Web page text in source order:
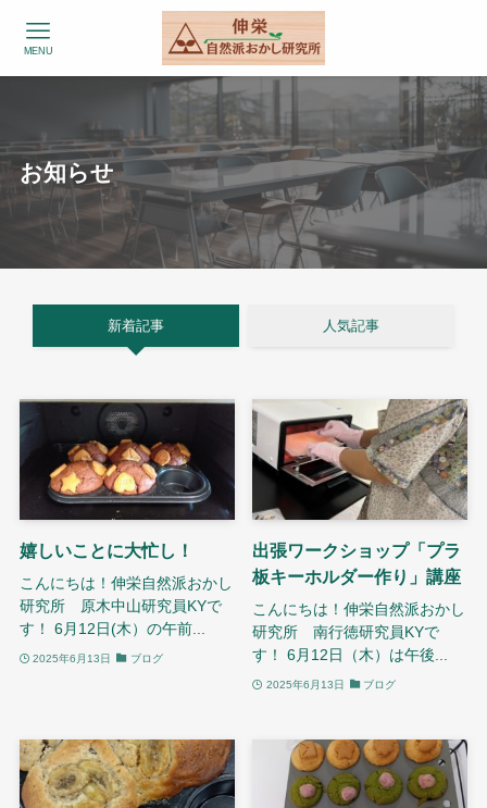
MENU
お知らせ
新着記事 人気記事
嬉しいことに大忙し！
こんにちは！伸栄自然派おかし
研究所 原木中山研究員KYで
す！ 6月12日(木）の午前...
2025年6月13日 ブログ
出張ワークショップ「プラ
板キーホルダー作り」講座
こんにちは！伸栄自然派おかし
研究所 南行徳研究員KYで
す！ 6月12日（木）は午後...
2025年6月13日 ブログ